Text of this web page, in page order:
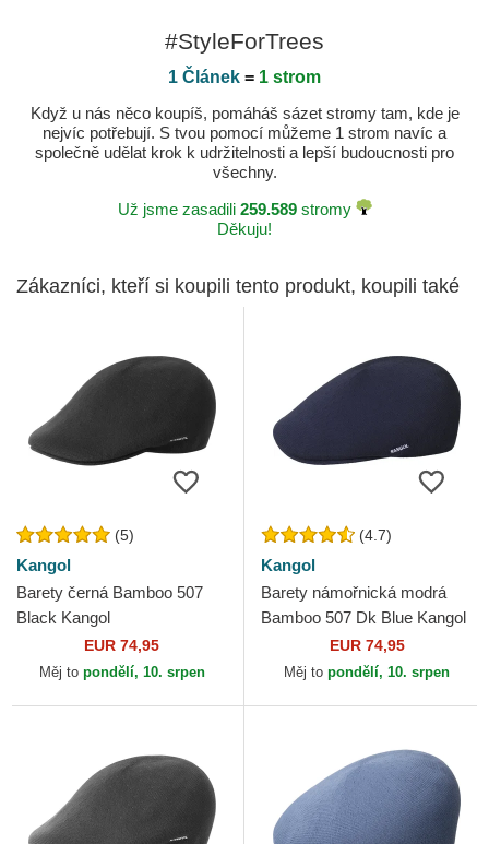
#StyleForTrees
1 Článek = 1 strom
Když u nás něco koupíš, pomáháš sázet stromy tam, kde je
nejvíc potřebují. S tvou pomocí můžeme 1 strom navíc a
společně udělat krok k udržitelnosti a lepší budoucnosti pro
všechny.
Už jsme zasadili 259.589stromy
Děkuju!
Zákazníci, kteří si koupili tento produkt, koupili také
(5)
Kangol
Barety černá Bamboo 507
Black Kangol
EUR 74,95
Měj to pondělí, 10. srpen
(4.7)
Kangol
Barety námořnická modrá
Bamboo 507 Dk Blue Kangol
EUR 74,95
Měj to pondělí, 10. srpen